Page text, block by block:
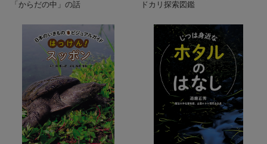
「からだの中」の話
ドカリ探索図鑑